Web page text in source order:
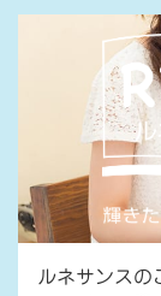
ルネサンスの